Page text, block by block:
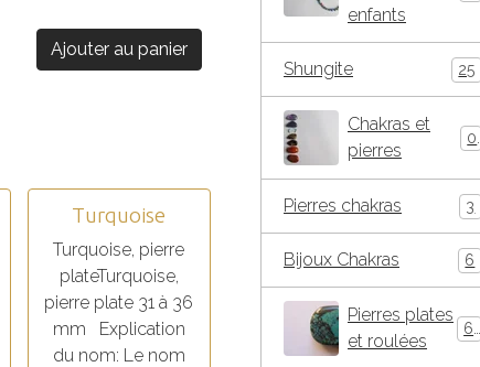
Ajouter au panier
Turquoise
Turquoise, pierre
plateTurquoise,
pierre plate 31 à 36
mm Explication
du nom: Le nom
enfants
Shungite 25
Chakras et
pierres
Pierres chakras 3
Bijoux Chakras 6
Pierres plates
et roulées